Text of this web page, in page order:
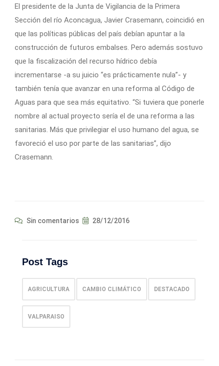
El presidente de la Junta de Vigilancia de la Primera
Sección del río Aconcagua, Javier Crasemann, coincidió en
que las políticas públicas del país debían apuntar a la
construcción de futuros embalses. Pero además sostuvo
que la fiscalización del recurso hídrico debía
incrementarse -a su juicio “es prácticamente nula”- y
también tenía que avanzar en una reforma al Código de
Aguas para que sea más equitativo. “Si tuviera que ponerle
nombre al actual proyecto sería el de una reforma a las
sanitarias. Más que privilegiar el uso humano del agua, se
favoreció el uso por parte de las sanitarias”, dijo
Crasemann.
Sin comentarios 28/12/2016
Post Tags
AGRICULTURA CAMBIO CLIMÁTICO DESTACADO
VALPARAISO